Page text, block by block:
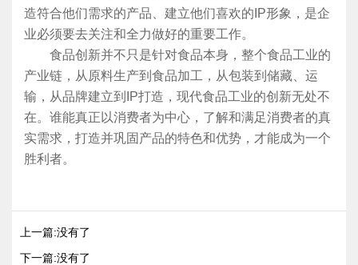
造符合他们需求的产品、建立他们喜欢的IP形象，是企
业必须要去关注和全力做好的重要工作。
食品创新并不只是针对食品本身，整个食品工业的
产业链，从原料生产到食品加工，从包装到储藏、运
输，从品牌建立到IP打造，现代食品工业的创新无处不
在。谁能真正以消费者为中心，了解和满足消费者的真
实需求，打造并巩固产品的特色和优势，才能成为一个
胜利者。
上一篇:没有了
下一篇:没有了